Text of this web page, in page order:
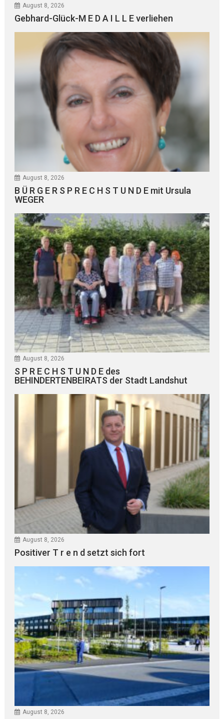
August 8, 2026
Gebhard-Glück-M E D A I L L E verliehen
August 8, 2026
B Ü R G E R S P R E C H S T U N D E mit Ursula
WEGER
August 8, 2026
S P R E C H S T U N D E des
BEHINDERTENBEIRATS der Stadt Landshut
August 8, 2026
Positiver T r e n d setzt sich fort
August 8, 2026